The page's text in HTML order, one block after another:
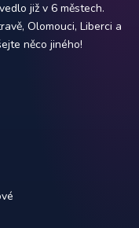
již v 6 městech.
Olomouci, Liberci a
něco jiného!